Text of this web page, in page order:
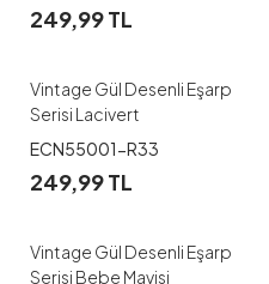
249,99TL
Vintage Gül Desenli Eşarp
Serisi Lacivert
ECN55001-R33
249,99TL
Vintage Gül Desenli Eşarp
Serisi Bebe Mavisi